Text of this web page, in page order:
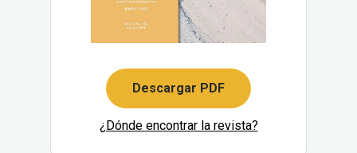
Descargar PDF
¿Dónde encontrar la revista?